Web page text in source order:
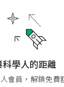
科學人的距離
會員，解鎖免費